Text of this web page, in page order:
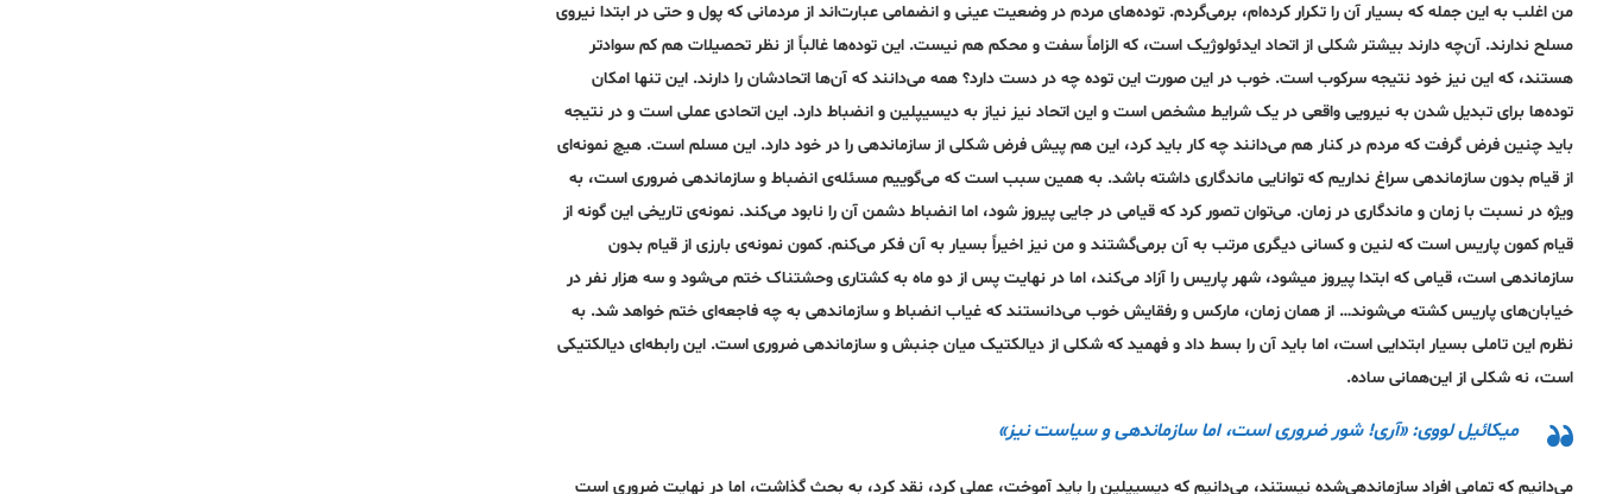
من اغلب به‌ این جمله‌ که بسیار آن را تکرار کرده‌ام، برمی‌گردم. توده‌های مردم در وضعیت عینی و انضمامی عبارت‌اند از مردمانی که پول و حتی در ابتدا نیروی
مسلح ندارند. آن‌چه‌ دارند بیشتر شکلی از اتحاد ایدئولوژیک است، که الزاماً سفت و محکم هم نیست. این توده‌ها غالباً از نظر تحصیلات هم کم سوادتر
هستند، که این نیز خود نتیجه سرکوب است. خوب در این صورت این توده‌ چه‌ در دست دارد؟ همه‌ می‌دانند که آن‌ها اتحادشان را دارند. این تنها امکان
توده‌ها برای تبدیل شدن به‌ نیرویی واقعی در یک شرایط مشخص است و این اتحاد نیز نیاز به‌ دیسیپلین و انضباط دارد. این اتحادی عملی است و در نتیجه‌
باید چنین فرض گرفت که مردم در کنار هم می‌دانند چه‌ کار باید کرد، این هم پیش فرض شکلی از سازماندهی را در خود دارد. این مسلم است. هیچ نمونه‌ای
از قیام بدون سازماندهی سراغ نداریم که توانایی ماندگاری داشته‌ باشد. به‌ همین سبب است که می‌گوییم مسئله‌ی انضباط و سازماندهی ضروری است، به‌
ویژه‌ در نسبت با زمان و ماندگاری در زمان. می‌توان تصور کرد که قیامی در جایی پیروز شود، اما انضباط دشمن آن را نابود می‌کند. نمونه‌ی تاریخی این گونه‌ از
قیام کمون پاریس است که لنین و کسانی دیگری مرتب به‌ آن برمی‌گشتند و من نیز اخیراً بسیار به‌ آن فکر می‌کنم. کمون نمونه‌ی بارزی از قیام بدون
سازماندهی است، قیامی که ابتدا پیروز میشود، شهر پاریس را آزاد می‌کند، اما در نهایت پس از دو ماه به‌ کشتاری وحشتناک ختم می‌شود و سه‌ هزار نفر در
خیابان‌های پاریس کشته می‌شوند… از همان زمان، مارکس و رفقایش خوب می‌دانستند که غیاب انضباط و سازماندهی به‌ چه‌ فاجعه‌ای ختم خواهد شد. به‌
نظرم این تاملی بسیار ابتدایی است، اما باید آن را بسط داد و فهمید که شکلی از دیالکتیک میان جنبش و سازماندهی ضروری است. این رابطه‌ای دیالکتیکی
است، نه‌ شکلی از این‌همانی ساده‌.
میکائیل لووی: «آری! شور ضروری است، اما سازماندهی و سیاست نیز»
می‌دانیم که تمامی افراد سازماندهی‌شده‌ نیستند، می‌دانیم که دیسیپلین را باید آموخت، عملی کرد، نقد کرد، به‌ بحث گذاشت، اما در نهایت ضروری است